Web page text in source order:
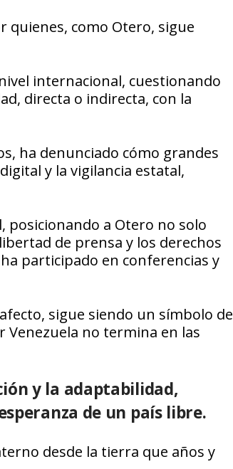
quienes, como Otero, sigue
internacional, cuestionando
directa o indirecta, con la
ha denunciado cómo grandes
y la vigilancia estatal,
posicionando a Otero no solo
de prensa y los derechos
participado en conferencias y
sigue siendo un símbolo de
Venezuela no termina en las
y la adaptabilidad,
de un país libre.
desde la tierra que años y